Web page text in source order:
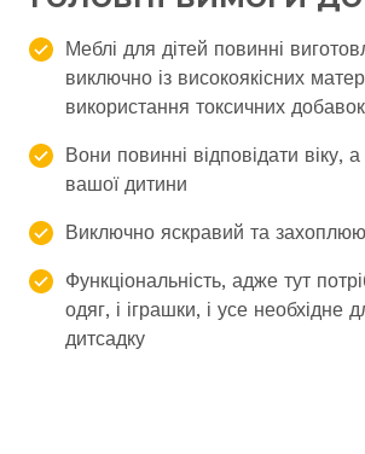
Меблі для дітей повинні
виключно із високоякісних
використання токсичних добавок
Вони повинні відповідати віку,
вашої дитини
Виключно яскравий та
Функціональність, адже тут
одяг, і іграшки, і усе необхідне
дитсадку